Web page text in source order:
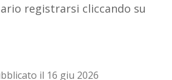
registrarsi cliccando su
il 16 giu 2026